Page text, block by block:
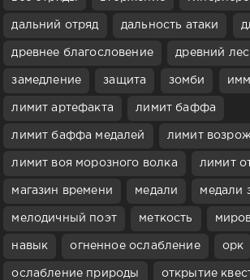
дальний отряд дальность атаки
древнее благословение древний лес
замедление защита зомби
лимит артефакта лимит баффа
лимит баффа медалей лимит
лимит воя морозного волка лимит
магазин времени медали медали
мелодичный поэт меткость
навык огненное ослабление орк
ослабление природы открытие